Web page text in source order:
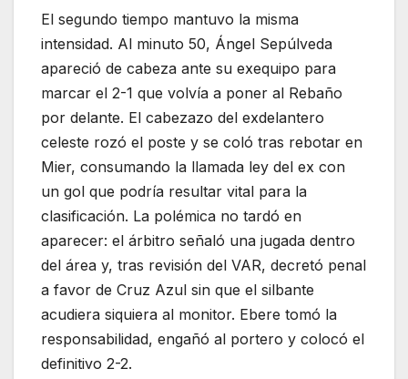
El segundo tiempo mantuvo la misma
intensidad. Al minuto 50, Ángel Sepúlveda
apareció de cabeza ante su exequipo para
marcar el 2-1 que volvía a poner al Rebaño
por delante. El cabezazo del exdelantero
celeste rozó el poste y se coló tras rebotar en
Mier, consumando la llamada ley del ex con
un gol que podría resultar vital para la
clasificación. La polémica no tardó en
aparecer: el árbitro señaló una jugada dentro
del área y, tras revisión del VAR, decretó penal
a favor de Cruz Azul sin que el silbante
acudiera siquiera al monitor. Ebere tomó la
responsabilidad, engañó al portero y colocó el
definitivo 2-2.